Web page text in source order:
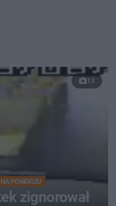
13
POMORZU
zignorował